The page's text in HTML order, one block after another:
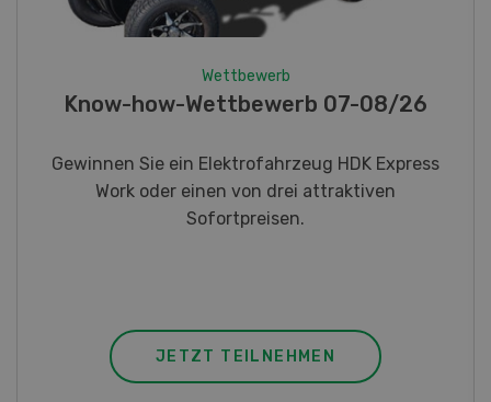
Fotorätsel 07-08/26
Gewinnen Sie eines von fünf LANDI
Taschenmessern
JETZT TEILNEHMEN